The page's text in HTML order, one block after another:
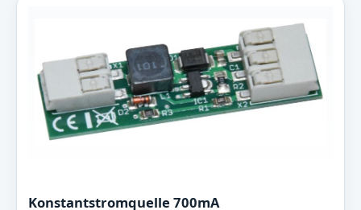
Konstantstromquelle 700mA